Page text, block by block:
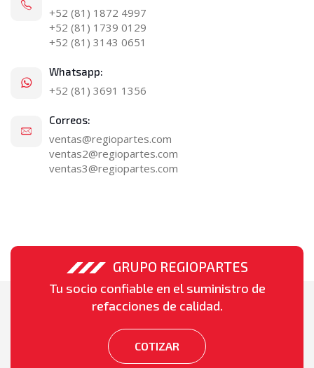
+52 (81) 1872 4997
+52 (81) 1739 0129
+52 (81) 3143 0651
Whatsapp:
+52 (81) 3691 1356
Correos:
ventas@regiopartes.com
ventas2@regiopartes.com
ventas3@regiopartes.com
GRUPO REGIOPARTES
Tu socio confiable en el suministro de
refacciones de calidad.
COTIZAR